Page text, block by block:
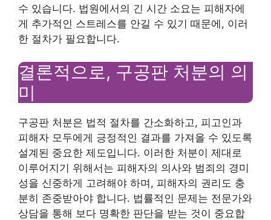
수 있습니다. 법원에서의 긴 시간 소요는 피해자에
게 추가적인 스트레스를 안길 수 있기 때문에, 이러
한 절차가 필요합니다.
결론적으로, 구공판 처분의 의
미
구공판 처분은 법적 절차를 간소화하고, 피고인과
피해자 모두에게 긍정적인 결과를 가져올 수 있도록
설계된 중요한 제도입니다. 이러한 처분이 제대로
이루어지기 위해서는 피해자의 의사와 범죄의 경미
성을 신중하게 고려해야 하며, 피해자의 권리도 충
분히 존중받아야 합니다. 법률적인 문제는 전문가와
상담을 통해 보다 명확한 판단을 받는 것이 중요합